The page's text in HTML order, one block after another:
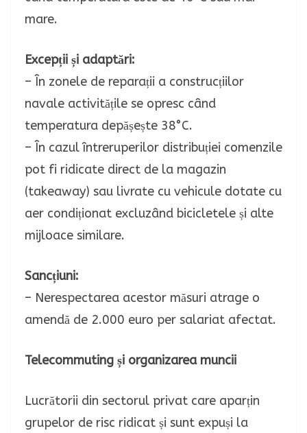
mare.
Excepții și adaptări:
– În zonele de reparații a construcțiilor
navale activitățile se opresc când
temperatura depășește 38°C.
– În cazul întreruperilor distribuției comenzile
pot fi ridicate direct de la magazin
(takeaway) sau livrate cu vehicule dotate cu
aer condiționat excluzând bicicletele și alte
mijloace similare.
Sancțiuni:
– Nerespectarea acestor măsuri atrage o
amendă de 2.000 euro per salariat afectat.
Telecommuting și organizarea muncii
Lucrătorii din sectorul privat care aparțin
grupelor de risc ridicat și sunt expuși la